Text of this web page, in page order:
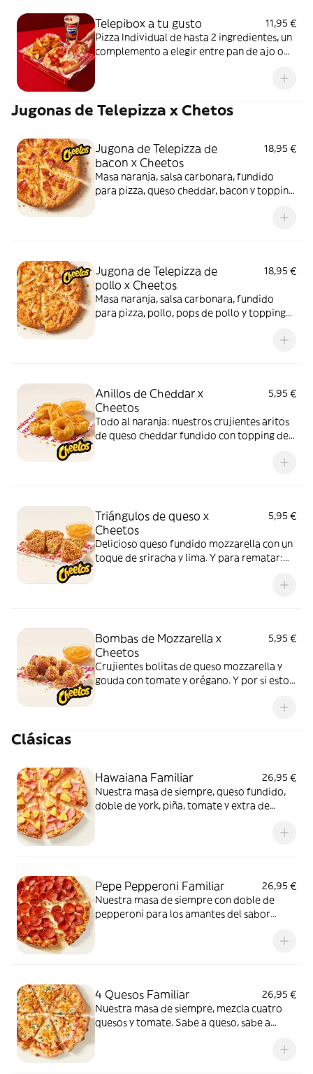
Telepibox a tu gusto
11,95 €
Pizza Individual de hasta 2 ingredientes, un
complemento a elegir entre pan de ajo o
Jugonas de Telepizza x Chetos
Jugona de Telepizza de
bacon x Cheetos
18,95 €
Masa naranja, salsa carbonara, fundido
para pizza, queso cheddar, bacon y topping
Jugona de Telepizza de
pollo x Cheetos
18,95 €
Masa naranja, salsa carbonara, fundido
para pizza, pollo, pops de pollo y topping
Anillos de Cheddar x
Cheetos
5,95 €
Todo al naranja: nuestros crujientes aritos
de queso cheddar fundido con topping de
Triángulos de queso x
Cheetos
5,95 €
Delicioso queso fundido mozzarella con un
toque de sriracha y lima. Y para rematar:
acompañados de nuestra salsa Quesabrosa.
Bombas de Mozzarella x
Cheetos
5,95 €
Crujientes bolitas de queso mozzarella y
gouda con tomate y orégano. Y por si esto
de Cheetos acompañado de nuestra salsa
Clásicas
Hawaiana Familiar
26,95 €
Nuestra masa de siempre, queso fundido,
doble de york, piña, tomate y extra de
Pepe Pepperoni Familiar
26,95 €
Nuestra masa de siempre con doble de
pepperoni para los amantes del sabor
4 Quesos Familiar
26,95 €
Nuestra masa de siempre, mezcla cuatro
quesos y tomate. Sabe a queso, sabe a